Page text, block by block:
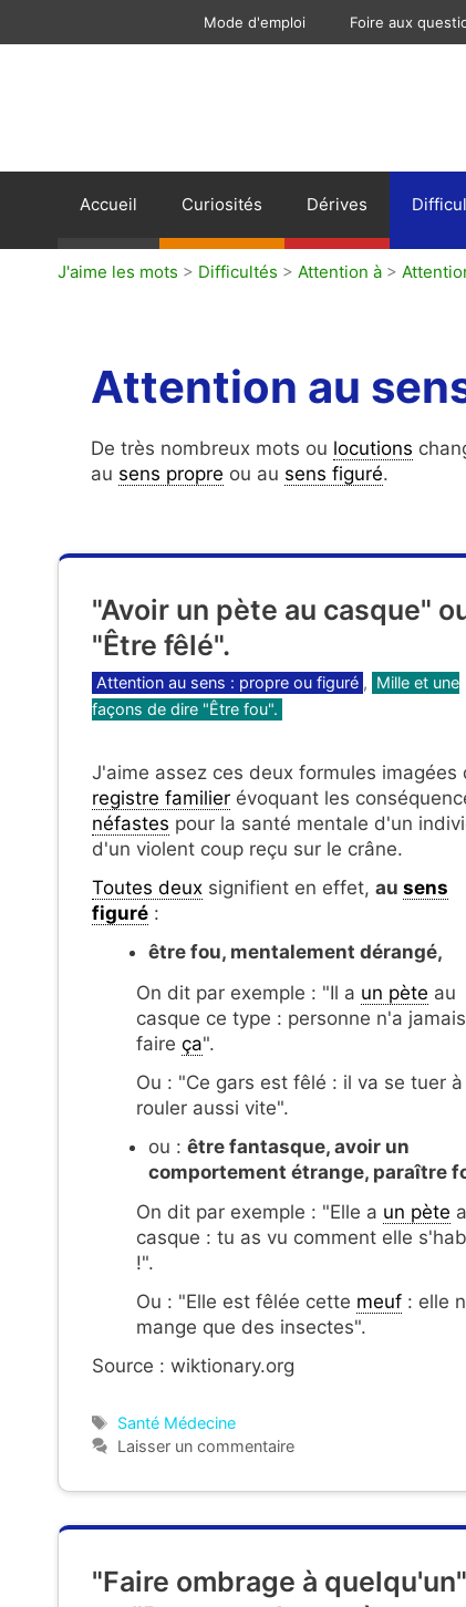
Mode d'emploi Foire aux
Accueil Curiosités Dérives
J'aime les mots > Difficultés > Attention à >
Attention au
De très nombreux mots ou locutions
au sens propre ou au sens figuré.
"Avoir un pète au casque"
"Être fêlé".
Catégories
Attention au sens : propre ou figuré , Mille et une
façons de dire "Être fou".
J'aime assez ces deux formules imagées
registre familier évoquant les
néfastes pour la santé mentale d'un
d'un violent coup reçu sur le crâne.
Toutes deux signifient en effet, au sens
figuré :
être fou, mentalement dérangé,
On dit par exemple : "Il a un pète au
casque ce type : personne n'a
faire ça".
Ou : "Ce gars est fêlé : il va se tuer à
rouler aussi vite".
ou : être fantasque, avoir un
comportement étrange, paraître
On dit par exemple : "Elle a un pète
casque : tu as vu comment elle
!".
Ou : "Elle est fêlée cette meuf : elle
mange que des insectes".
Source : wiktionary.org
Étiquettes
Santé Médecine
Laisser un commentaire
"Faire ombrage à quelqu'un"